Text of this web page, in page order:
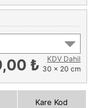
₺
KDV Dahil
30 x 20 cm
Kare Kod